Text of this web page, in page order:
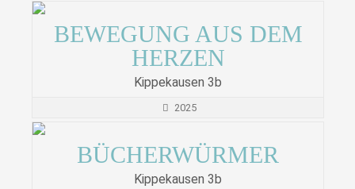
BEWEGUNG AUS DEM
HERZEN
Kippekausen 3b
2025
BÜCHERWÜRMER
Kippekausen 3b